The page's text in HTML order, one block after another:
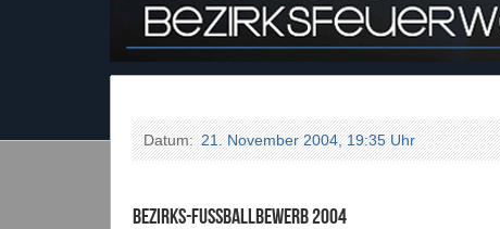
Datum:21. November 2004, 19:35 Uhr
BEZIRKS-FUSSBALLBEWERB 2004